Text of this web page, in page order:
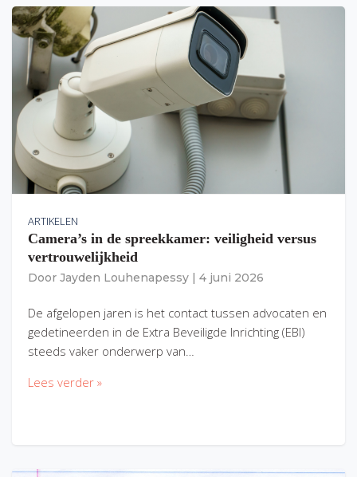
ARTIKELEN
Camera’s in de spreekkamer: veiligheid versus
vertrouwelijkheid
Door Jayden Louhenapessy 4 juni 2026
De afgelopen jaren is het contact tussen advocaten en
gedetineerden in de Extra Beveiligde Inrichting (EBI)
steeds vaker onderwerp van…
Lees verder »